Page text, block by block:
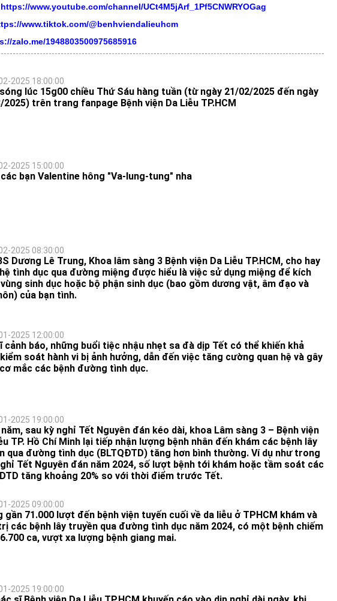
https://www.youtube.com/channel/UCt4M5jArf_1Pf5CNWRYOGag
www.tiktok.com/@benhviendalieuhcm
zalo.me/1948803500975685916
2025 18:00:00
lúc 15g00 chiều Thứ Sáu hàng tuần (từ ngày 21/02/2025 đến ngày
2025) trên trang fanpage Bệnh viện Da Liễu TP.HCM
2025 15:00:00
bạn Valentine hông "Va-lung-tung" nha
2025 08:30:00
Dương Lê Trung, Khoa lâm sàng 3 Bệnh viện Da Liễu TP.HCM, cho hay
tình dục qua đường miệng được hiểu là việc sử dụng miệng để kích
sinh dục hoặc bộ phận sinh dục (bao gồm dương vật, âm đạo và
của bạn tình.
2025 12:00:00
cảnh báo, những buổi tiệc nhậu nhẹt sa đà dịp Tết có thể khiến khả
soát hành vi bị ảnh hưởng, dẫn đến việc tăng cường quan hệ và gây
mắc các bệnh đường tình dục.
2025 19:00:00
sau kỳ nghỉ Tết Nguyên đán kéo dài, khoa Lâm sàng 3 – Bệnh viện
TP. Hồ Chí Minh lại tiếp nhận lượng bệnh nhân đến khám các bệnh lây
qua đường tình dục (BLTQĐTD) tăng hơn bình thường. Ví dụ như trong
Tết Nguyên đán năm 2024, số lượt bệnh tới khám hoặc tầm soát các
tăng khoảng 20% so với thời điểm trước Tết.
2025 09:00:00
gần 71.000 lượt đến bệnh viện tuyến cuối về da liễu ở TPHCM khám và
các bệnh lây truyền qua đường tình dục năm 2024, có một bệnh chiếm
ca, vượt xa lượng bệnh giang mai.
2025 19:00:00